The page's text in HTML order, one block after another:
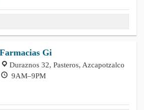
Farmacias Gi
Duraznos 32, Pasteros, Azcapotzalco
9AM–9PM